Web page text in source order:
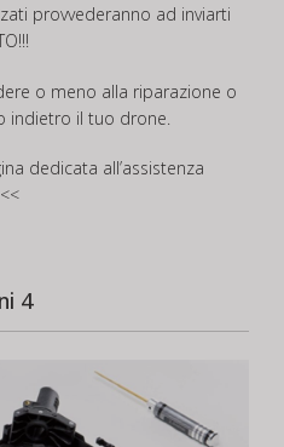
provvederanno ad inviarti
o meno alla riparazione o
indietro il tuo drone.
dedicata all’assistenza
4